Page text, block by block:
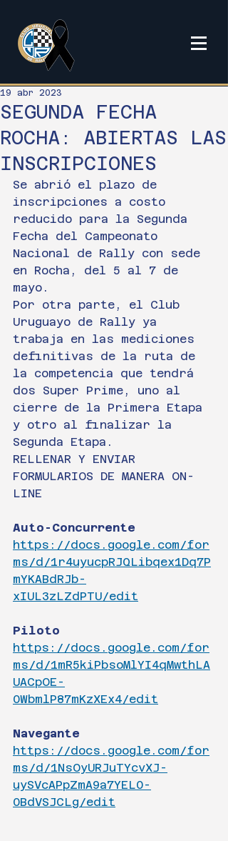
SEGUNDA FECHA
ROCHA: ABIERTAS LAS
INSCRIPCIONES
19 abr 2023
Se abrió el plazo de
inscripciones a costo
reducido para la Segunda
Fecha del Campeonato
Nacional de Rally con sede
en Rocha, del 5 al 7 de
mayo.
Por otra parte, el Club
Uruguayo de Rally ya
trabaja en las mediciones
definitivas de la ruta de
la competencia que tendrá
dos Super Prime, uno al
cierre de la Primera Etapa
y otro al finalizar la
Segunda Etapa.
RELLENAR Y ENVIAR
FORMULARIOS DE MANERA ON-
LINE
Auto-Concurrente
https://docs.google.com/for
ms/d/1r4uyucpRJQLibqex1Dq7P
mYKABdRJb-
xIUL3zLZdPTU/edit
Piloto
https://docs.google.com/for
ms/d/1mR5kiPbsoMlYI4qMwthLA
UACpOE-
0WbmlP87mKzXEx4/edit
Navegante
https://docs.google.com/for
ms/d/1NsOyURJuTYcvXJ-
uySVcAPpZmA9a7YEL0-
0BdVSJCLg/edit